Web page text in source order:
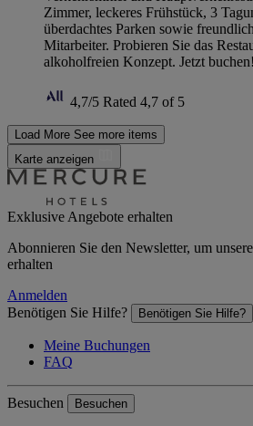
Zimmer, leckeres Frühstück, 3
überdachtes Parken sowie
Mitarbeiter. Probieren Sie das
alkoholfreien Konzept. Jetzt buchen!
4,7/5 Rated 4,7 of 5
Load More See more items
Karte anzeigen
Exklusive Angebote erhalten
Abonnieren Sie den Newsletter, um
erhalten
Anmelden
Benötigen Sie Hilfe?
Benötigen Sie Hilfe?
Meine Buchungen
FAQ
Besuchen Besuchen